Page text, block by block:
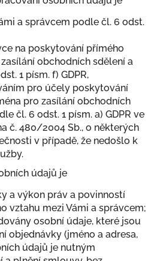
a správcem podle čl. 6 odst.
na poskytování přímého
obchodních sdělení a
1 písm. f) GDPR,
pro účely poskytování
pro zasílání obchodních
čl. 6 odst. 1 písm. a) GDPR ve
č. 480/2004 Sb., o některých
v případě, že nedošlo k
údajů je
a výkon práv a povinností
vztahu mezi Vámi a správcem;
osobní údaje, které jsou
objednávky (jméno a adresa,
údajů je nutným